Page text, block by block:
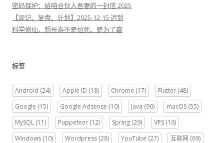
密码保护：给咱合伙人吾妻的一封信 2025
【周记、复盘、计划】2025-12-15 迟到
科学修仙，想长寿不是怕死，是为了赢
标签
Android (24) Apple ID (18) Chrome (17) Flutter (48)
Google (15) Google Adsense (10) Java (90) macOS (55)
MySQL (11) Puppeteer (12) Spring (29) VPS (16)
Windows (10) Wordpress (28) YouTube (27) 互联网 (69)